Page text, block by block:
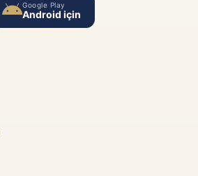
Google Play
Android için